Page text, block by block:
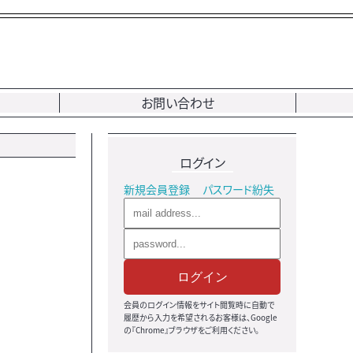
お問い合わせ
ログイン
新規会員登録 パスワード紛失
ログイン
会員のログイン情報をサイト閲覧時に自動で
履歴から入力を希望されるお客様は、Google
の『Chrome』ブラウザをご利用ください。